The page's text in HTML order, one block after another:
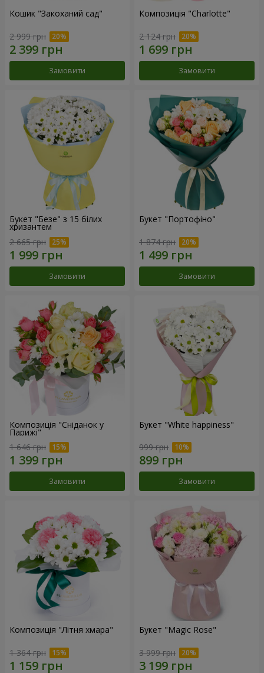
Кошик "Закоханий сад"
2 999 грн
Замовити
Композиція "Charlotte"
2 124 грн
Замовити
Букет "Безе" з 15 білих
хризантем
2 665 грн
Замовити
Букет "Портофіно"
1 874 грн
Замовити
Композиція "Сніданок у
Парижі"
1 646 грн
Замовити
Букет "White happiness"
999 грн
Замовити
Композиція "Літня хмара"
1 364 грн
Букет "Magic Rose"
3 999 грн